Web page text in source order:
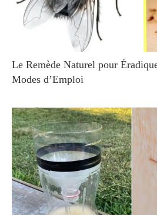
Le Remède Naturel pour
Modes d’Emploi